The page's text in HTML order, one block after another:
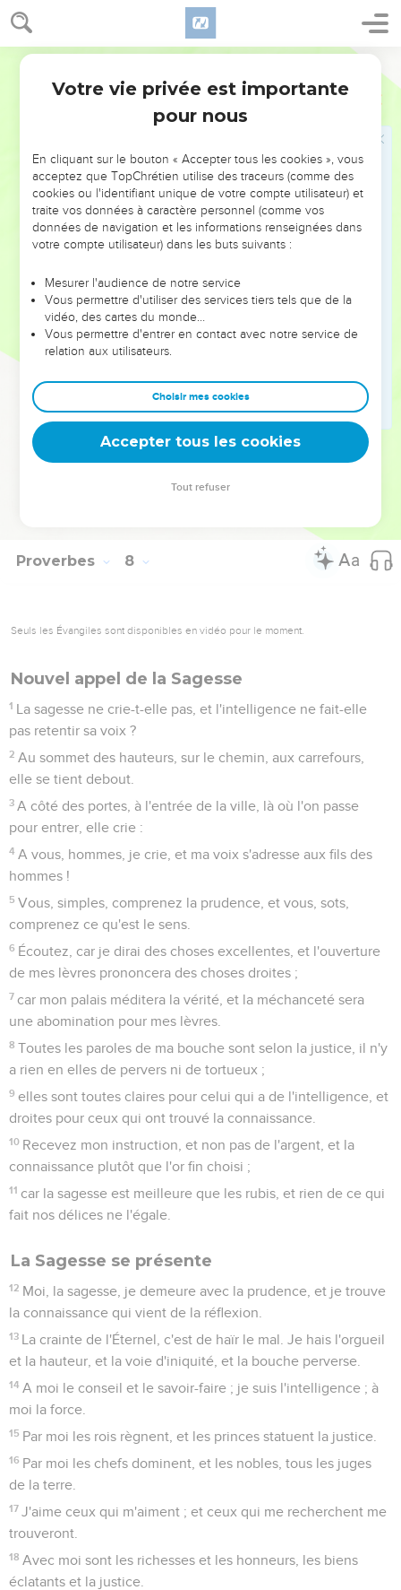
Proverbes 7
cinnamome.
Viens, enivrons-nous d'amours jusqu'au matin, délectons-
nous de volupté ;
car mon mari n'est pas à la maison, il s'en est allé loin en
au jour de la pleine lune.
Elle le détourna par beaucoup de douces paroles, elle
l'entraîna par la flatterie de ses lèvres.
Il est allé aussitôt après elle, comme le boeuf va à la
jusqu'à ce que la flèche lui transperce le foie ; comme
l'oiseau se hâte vers le piège et ne sait pas qu'il y va de sa
Maintenant donc, fils, écoutez-moi, et soyez attentifs aux
paroles de ma bouche.
Que ton coeur ne se détourne pas vers ses voies, et ne
t'égare pas dans ses sentiers ;
car elle a fait tomber beaucoup de blessés, et ceux qu'elle
Proverbes 8
Seuls les Évangiles sont disponibles en vidéo pour le moment.
Nouvel appel de la Sagesse
1 La sagesse ne crie-t-elle pas, et l'intelligence ne fait-elle
pas retentir sa voix ?
2 Au sommet des hauteurs, sur le chemin, aux carrefours,
elle se tient debout.
3 A côté des portes, à l'entrée de la ville, là où l'on passe
pour entrer, elle crie :
4 A vous, hommes, je crie, et ma voix s'adresse aux fils des
hommes !
5 Vous, simples, comprenez la prudence, et vous, sots,
comprenez ce qu'est le sens.
6 Écoutez, car je dirai des choses excellentes, et l'ouverture
de mes lèvres prononcera des choses droites ;
7 car mon palais méditera la vérité, et la méchanceté sera
une abomination pour mes lèvres.
8 Toutes les paroles de ma bouche sont selon la justice, il n'y
a rien en elles de pervers ni de tortueux ;
9 elles sont toutes claires pour celui qui a de l'intelligence, et
droites pour ceux qui ont trouvé la connaissance.
10 Recevez mon instruction, et non pas de l'argent, et la
connaissance plutôt que l'or fin choisi ;
11 car la sagesse est meilleure que les rubis, et rien de ce qui
fait nos délices ne l'égale.
La Sagesse se présente
12 Moi, la sagesse, je demeure avec la prudence, et je trouve
la connaissance qui vient de la réflexion.
13 La crainte de l'Éternel, c'est de haïr le mal. Je hais l'orgueil
et la hauteur, et la voie d'iniquité, et la bouche perverse.
14 A moi le conseil et le savoir-faire ; je suis l'intelligence ; à
moi la force.
15 Par moi les rois règnent, et les princes statuent la justice.
16 Par moi les chefs dominent, et les nobles, tous les juges
de la terre.
17 J'aime ceux qui m'aiment ; et ceux qui me recherchent me
trouveront.
18 Avec moi sont les richesses et les honneurs, les biens
éclatants et la justice.
Votre vie privée est importante
pour nous
En cliquant sur le bouton « Accepter tous les cookies », vous
acceptez que TopChrétien utilise des traceurs (comme des
cookies ou l'identifiant unique de votre compte utilisateur) et
traite vos données à caractère personnel (comme vos
données de navigation et les informations renseignées dans
votre compte utilisateur) dans les buts suivants :
Mesurer l'audience de notre service
Vous permettre d'utiliser des services tiers tels que de la
vidéo, des cartes du monde…
Vous permettre d'entrer en contact avec notre service de
relation aux utilisateurs.
Choisir mes cookies
Accepter tous les cookies
Tout refuser